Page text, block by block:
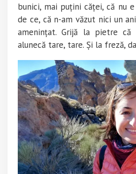
bunici, mai puțini căței, că nu
de ce, că n-am văzut nici un
amenințat. Grijă la pietre
alunecă tare, tare. Și la freză,